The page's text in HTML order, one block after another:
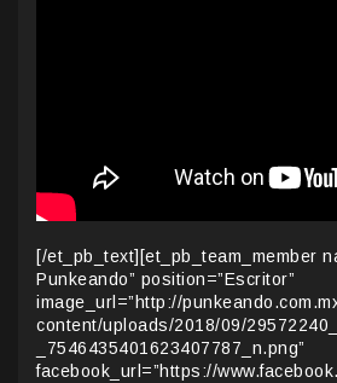
[/et_pb_text][et_pb_team_member
Punkeando” position=”Escritor”
image_url=”http://
content/uploads/2018/09/
_7546435401623407787_n.png”
facebook_url=”https://